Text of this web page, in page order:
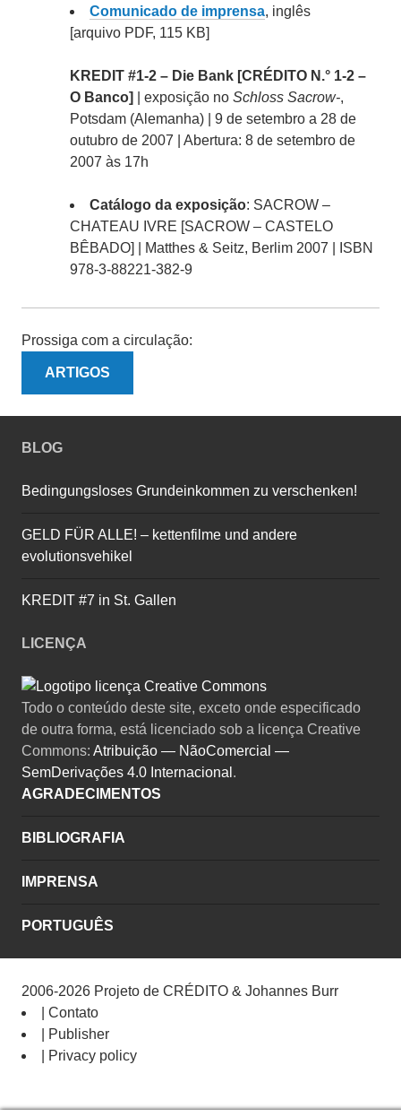
Comunicado de imprensa, inglês
[arquivo PDF, 115 KB]
KREDIT #1-2 – Die Bank [CRÉDITO N.° 1-2 –
O Banco]
| exposição no Schloss Sacrow-,
Potsdam (Alemanha) | 9 de setembro a 28 de
outubro de 2007 | Abertura: 8 de setembro de
2007 às 17h
Catálogo da exposição: SACROW –
CHATEAU IVRE [SACROW – CASTELO
BÊBADO] | Matthes & Seitz, Berlim 2007 | ISBN
978-3-88221-382-9
Prossiga com a circulação:
Navegação
da
página
ARTIGOS
BLOG
Bedingungsloses Grundeinkommen zu verschenken!
GELD FÜR ALLE! – kettenfilme und andere
evolutionsvehikel
KREDIT #7 in St. Gallen
LICENÇA
Todo o conteúdo deste site, exceto onde especificado
de outra forma, está licenciado sob a licença Creative
Commons: Atribuição — NãoComercial —
SemDerivações 4.0 Internacional .
AGRADECIMENTOS
BIBLIOGRAFIA
IMPRENSA
PORTUGUÊS
2006-2026 Projeto de CRÉDITO & Johannes Burr
Contato
Publisher
Privacy policy